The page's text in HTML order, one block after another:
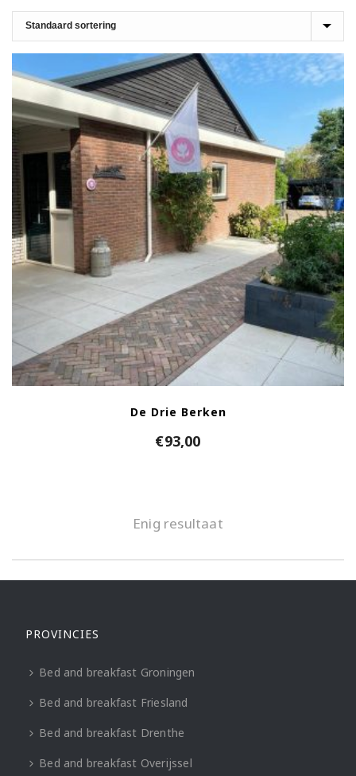
De Drie Berken
€93,00
Enig resultaat
PROVINCIES
Bed and breakfast Groningen
Bed and breakfast Friesland
Bed and breakfast Drenthe
Bed and breakfast Overijssel